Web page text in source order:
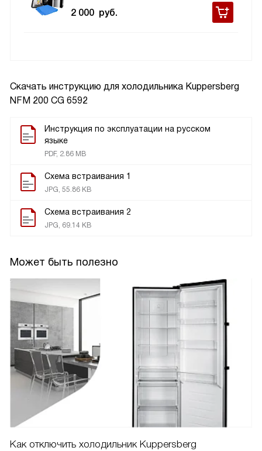
Скачать инструкцию для холодильника Kuppersberg
NFM 200 CG 6592
Инструкция по эксплуатации на русском
языке
PDF, 2.86 MB
Схема встраивания 1
JPG, 55.86 KB
Схема встраивания 2
JPG, 69.14 KB
Может быть полезно
Как отключить холодильник Kuppersberg
2 000 руб.